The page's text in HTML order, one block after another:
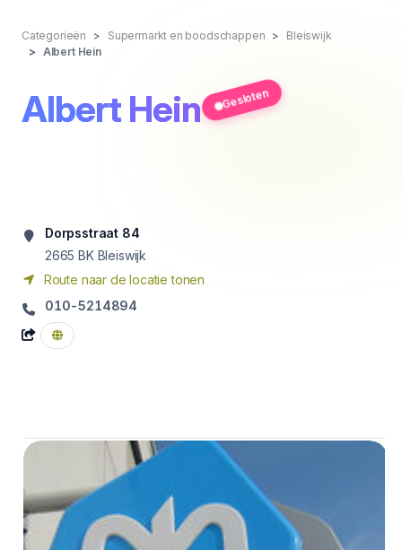
Categorieën Supermarkt en boodschappen
Bleiswijk
Albert Hein
Albert Hein Gesloten
Dorpsstraat 84
2665 BK Bleiswijk
Route naar de locatie tonen
010-5214894